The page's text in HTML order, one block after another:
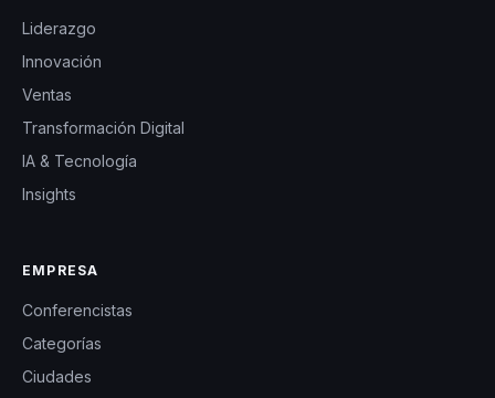
Liderazgo
Innovación
Ventas
Transformación Digital
IA & Tecnología
Insights
EMPRESA
Conferencistas
Categorías
Ciudades